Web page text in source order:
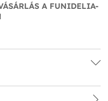
A FUNIDELIA-